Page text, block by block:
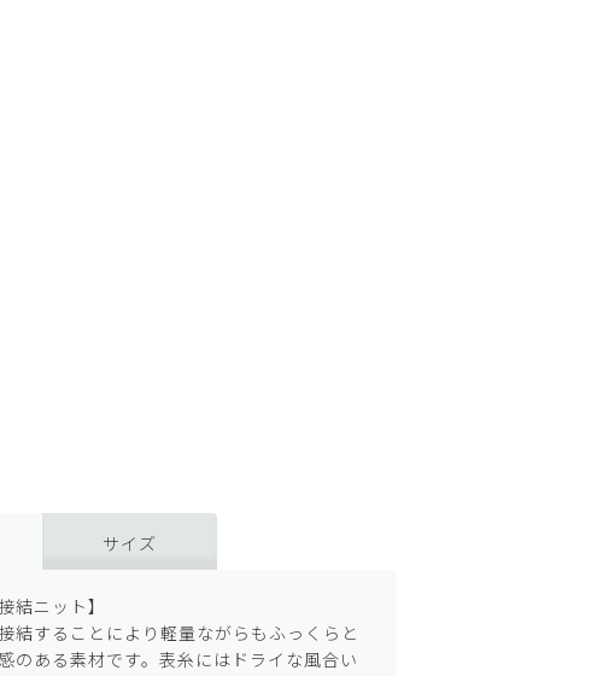
サイズ
結ニット】
結することにより軽量ながらもふっくらと
のある素材です。表糸にはドライな風合い